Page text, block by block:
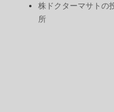
株ドクターマサトの
所